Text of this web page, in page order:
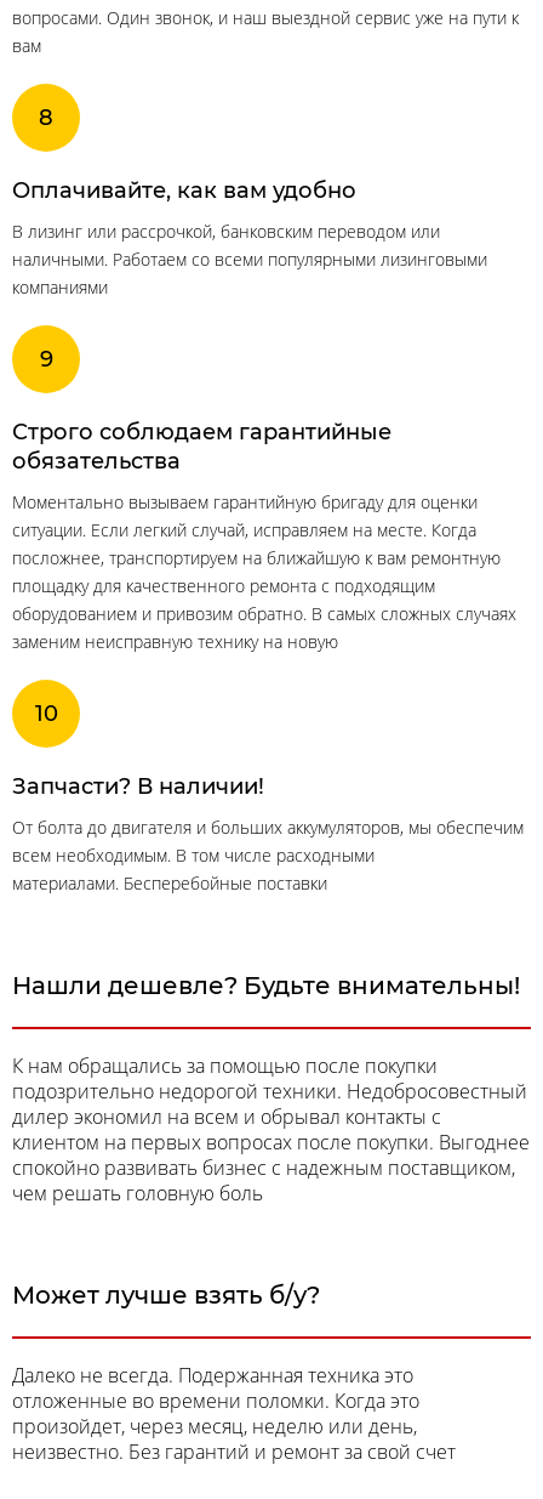
вопросами. Один звонок, и наш выездной сервис уже на пути к
вам
Оплачивайте, как вам удобно
В лизинг или рассрочкой, банковским переводом или
наличными. Работаем со всеми популярными лизинговыми
компаниями
Строго соблюдаем гарантийные
обязательства
Моментально вызываем гарантийную бригаду для оценки
ситуации. Если легкий случай, исправляем на месте. Когда
посложнее, транспортируем на ближайшую к вам ремонтную
площадку для качественного ремонта с подходящим
оборудованием и привозим обратно. В самых сложных случаях
заменим неисправную технику на новую
Запчасти? В наличии!
От болта до двигателя и больших аккумуляторов, мы обеспечим
всем необходимым. В том числе расходными
материалами. Бесперебойные поставки
Нашли дешевле? Будьте внимательны!
К нам обращались за помощью после покупки
подозрительно недорогой техники. Недобросовестный
дилер экономил на всем и обрывал контакты с
клиентом на первых вопросах после покупки. Выгоднее
спокойно развивать бизнес с надежным поставщиком,
чем решать головную боль
Может лучше взять б/у?
Далеко не всегда. Подержанная техника это
отложенные во времени поломки. Когда это
произойдет, через месяц, неделю или день,
неизвестно. Без гарантий и ремонт за свой счет